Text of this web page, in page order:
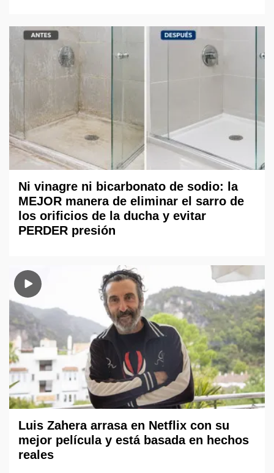
Ni vinagre ni bicarbonato de sodio: la
MEJOR manera de eliminar el sarro de
los orificios de la ducha y evitar
PERDER presión
Luis Zahera arrasa en Netflix con su
mejor película y está basada en hechos
reales